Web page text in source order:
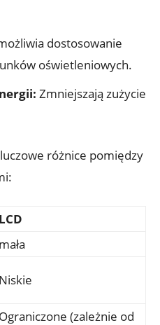
dostosowanie
oświetleniowych.
Zmniejszają zużycie
różnice pomiędzy
LCD
mała
Niskie
Ograniczone (zależnie od